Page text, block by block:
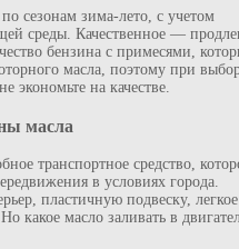
сезонам зима-лето, с учетом
среды. Качественное —
бензина с примесями,
масла, поэтому при
экономьте на качестве.
масла
транспортное средство,
в условиях города.
пластичную подвеску, легкое
какое масло заливать в